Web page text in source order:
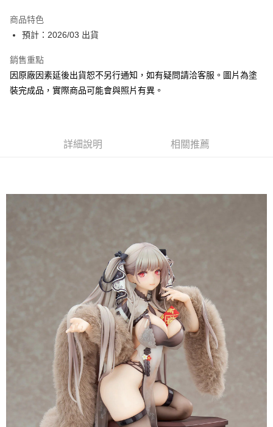
全盈+PAY
大哥付你分期
相關說明
1.本服務由台灣大哥大提供，台灣大哥大用戶可立即使用無須另外申請。
3.實際核准額度、可分期數及費用金額請依後續交易確認頁面所載為準。
4.訂單成立30分鐘內，如未前往確認交易或遇審核未通過，訂單將自動取
1.分期款項不併入電信帳單，「大哥付你分期」於每月結算日後寄送繳費提
2.透過簡訊連結打開帳單後，可選擇「超商條碼／台灣大直營門市／銀行轉
帳／街口支付／iPASS MONEY」等通路繳費。
1.本服務係由「台灣大哥大股份有限公司」（以下簡稱本公司）所提供，讓
用戶於交易時，得透過本服務購買商品或服務，並由商店將買賣／分期付款
買賣價金債權讓與本公司後，依約使用本公司帳單繳交帳款。
2.基於同意付款使用「大哥付你分期」之契約關係目的，商店將以您的個人
資料（包含姓名、電話或地址）提供予台灣大哥大進項蒐集、處理及利用，
由本公司與您本人進行分期帳單所需資料之確認、核對及更正。
3.完整用戶服務條款，請詳閱以下連結： https://oppay.tw/userRule
ATM付款
預購-付款後全家取貨(舊)
每筆NT$120，滿NT$3,000(含以上)免運費
每筆NT$160，滿NT$3,000(含以上)免運費
東海門市自取，需自備購物袋取貨唷。
商品特色
預計：2026/03 出貨
銷售重點
因原廠因素延後出貨恕不另行通知，如有疑問請洽客服。圖片為塗
裝完成品，實際商品可能會與照片有異。
詳細說明 相關推薦